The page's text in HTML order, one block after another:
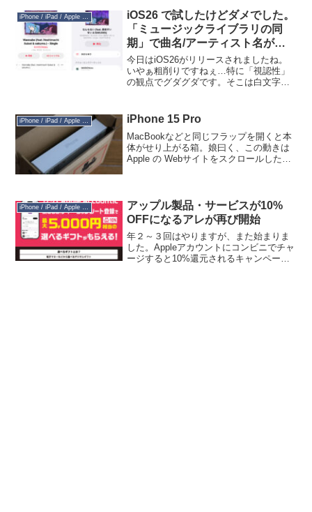
２年間、ポイントを貯めて買いました...
iPhone / iPad / Apple Watch
iOS26 で試したけどダメでした。
「ミュージックライブラリの同
期」で曲名/アーティスト名が英
語表記になる問題
今日はiOS26がリリースされましたね。
いやぁ粗削りですねぇ…特に「視認性」
の観点でグダグダです。そこは白文字じ
背景に合わせてダイナミックに文字色を
iPhone / iPad / Apple Watch iPhone 15 Pro
MacBookなどと同じフラップを開くと本
体がせり上がる箱。娘曰く、この動きは
Apple の Webサイトをスクロールしたと
U...
iPhone / iPad / Apple Watch
アップル製品・サービスが10%
OFFになるアレが再び開始
年２～３回はやりますが、また始まりま
した。Appleアカウントにコンビニでチャ
ージすると10%還元されるキャンペー